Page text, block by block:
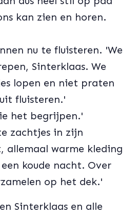
kan zien en horen.
nu te fluisteren. 'We
Sinterklaas. We
lopen en niet praten
fluisteren.'
het begrijpen.'
zachtjes in zijn
allemaal warme kleding
koude nacht. Over
op het dek.'
Sinterklaas en alle